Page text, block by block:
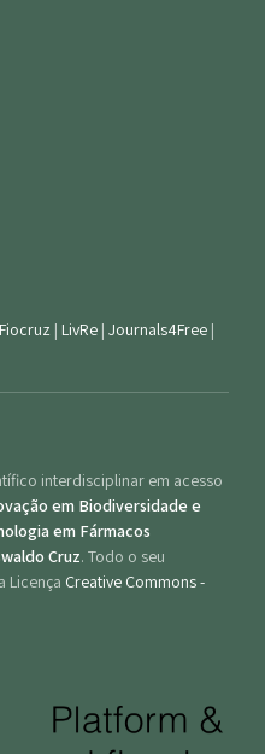
| LivRe | Journals4Free |
interdisciplinar em acesso
em Biodiversidade e
em Fármacos
Cruz. Todo o seu
Licença Creative Commons -